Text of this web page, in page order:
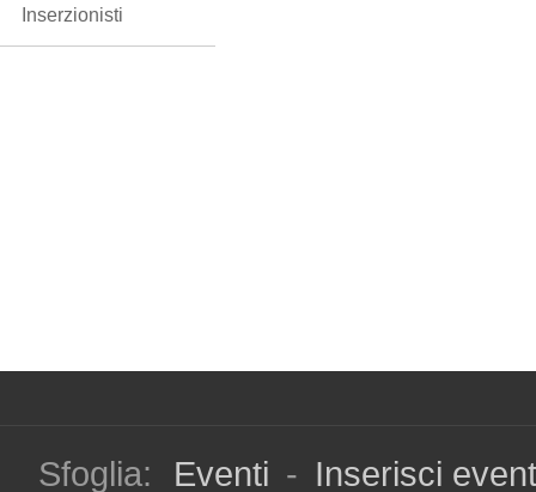
Inserzionisti
Sfoglia: Eventi - Inserisci